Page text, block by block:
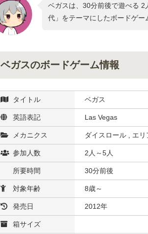
ベガスは、30分前後で遊べる
代 」をテーマにしたボードゲー
ベガスのボードゲーム情報
タイトル ベガス
英語表記 Las Vegas
メカニクス ダイスロール , エリ
参加人数 2人～5人
所要時間 30分前後
対象年齢 8歳～
発売日 2012年
箱サイズ